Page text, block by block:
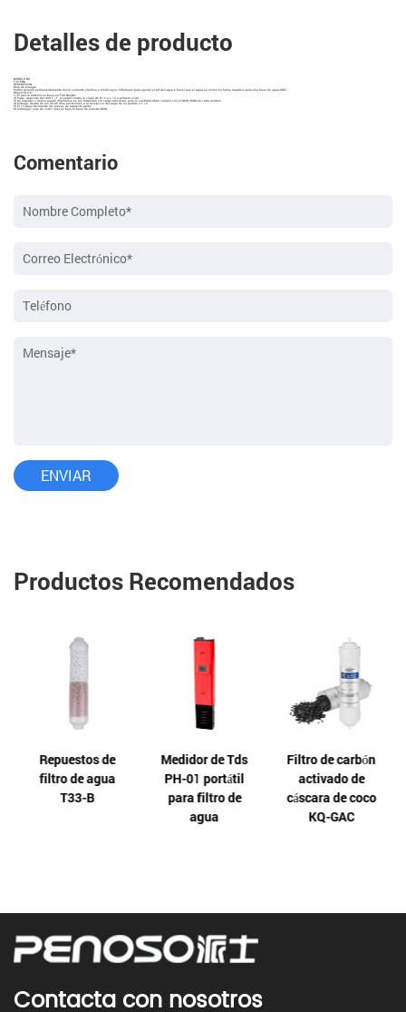
Detalles de producto
MODELO NO.
T33-ENG
DESCRIPCIÓN
Bola de energía
Podría generar permanentemente micro corriente eléctrica y emitir rayos infrarrojos para ajustar el pH del agua y hacer que el agua se ionice en forma negativa para una base de agua débil.
Observación:
1) El precio anterior se basa en Fob Ningbo
2) Pago: depósito del 30% T / T, el saldo contra la copia de B / L o L / C a primera vista
3) Su logotipo o marca puede imprimirse en las máquinas sin cargo adicional, pero la cantidad debe cumplir con el MOQ 40HQ de cada modelo
4) Entrega: dentro de los 30-45 días posteriores a la recepción del pago de su pedido o L / C
5) El 1% daña fácilmente las piezas de repuesto gratis
6) embalaje: caja de color / piezas bajo la base de nuestro MOQ
Comentario
Productos Recomendados
Repuestos de
filtro de agua
T33-B
Medidor de Tds
PH-01 portátil
para filtro de
agua
Filtro de carbón
activado de
cáscara de coco
KQ-GAC
Contacta con nosotros